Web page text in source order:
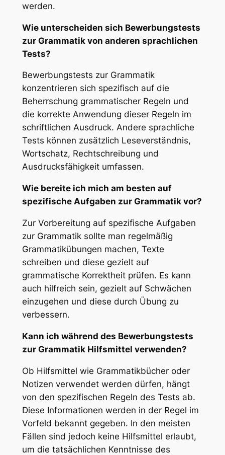
werden.
Wie unterscheiden sich Bewerbungstests
zur Grammatik von anderen sprachlichen
Tests?
Bewerbungstests zur Grammatik
konzentrieren sich spezifisch auf die
Beherrschung grammatischer Regeln und
die korrekte Anwendung dieser Regeln im
schriftlichen Ausdruck. Andere sprachliche
Tests können zusätzlich Leseverständnis,
Wortschatz, Rechtschreibung und
Ausdrucksfähigkeit umfassen.
Wie bereite ich mich am besten auf
spezifische Aufgaben zur Grammatik vor?
Zur Vorbereitung auf spezifische Aufgaben
zur Grammatik sollte man regelmäßig
Grammatikübungen machen, Texte
schreiben und diese gezielt auf
grammatische Korrektheit prüfen. Es kann
auch hilfreich sein, gezielt auf Schwächen
einzugehen und diese durch Übung zu
verbessern.
Kann ich während des Bewerbungstests
zur Grammatik Hilfsmittel verwenden?
Ob Hilfsmittel wie Grammatikbücher oder
Notizen verwendet werden dürfen, hängt
von den spezifischen Regeln des Tests ab.
Diese Informationen werden in der Regel im
Vorfeld bekannt gegeben. In den meisten
Fällen sind jedoch keine Hilfsmittel erlaubt,
um die tatsächlichen Kenntnisse des